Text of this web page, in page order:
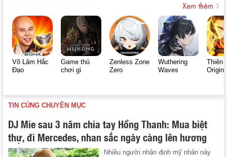
Xem thêm
Võ Lâm Hắc
Đạo
Game thủ
chơi gì
Zenless Zone
Zero
Wuthering
Waves
Thiên
Origin
TIN CÙNG CHUYÊN MỤC
DJ Mie sau 3 năm chia tay Hồng Thanh: Mua biệt
thự, đi Mercedes, nhan sắc ngày càng lên hương
Nhiều người nhận định mỹ nhân này